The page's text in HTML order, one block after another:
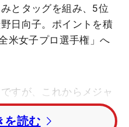
とタッグを組み、5位
日向子。ポイントを積
米女子プロ選手権」へ
すが、これからメジャ
全然足りていないの
中して練習している」
を読む